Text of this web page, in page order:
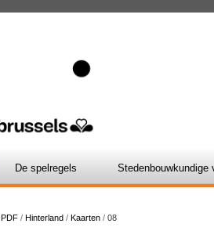
De spelregels Stedenbouwkundige
PDF / Hinterland / Kaarten / 08